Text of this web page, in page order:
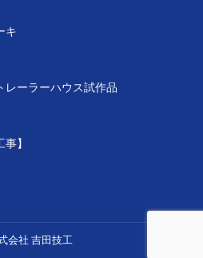
キ
ーラーハウス試作品
】
会社 吉田技工